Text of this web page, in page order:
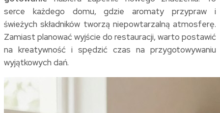
serce każdego domu, gdzie aromaty przypraw i
świeżych składników tworzą niepowtarzalną atmosferę.
Zamiast planować wyjście do restauracji, warto postawić
na kreatywność i spędzić czas na przygotowywaniu
wyjątkowych dań.